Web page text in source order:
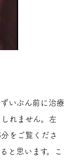
いぶん前に治療
れません。左
をご覧くださ
と思います。こ